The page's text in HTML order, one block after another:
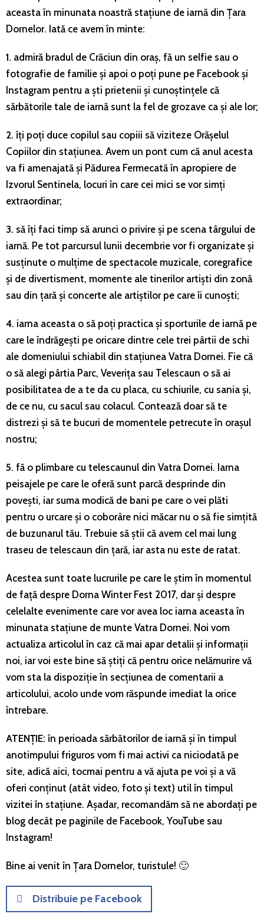
aceasta în minunata noastră stațiune de iarnă din Țara
Dornelor. Iată ce avem în minte:
1. admiră bradul de Crăciun din oraș, fă un selfie sau o
fotografie de familie și apoi o poți pune pe Facebook și
Instagram pentru a ști prietenii și cunoștințele că
sărbătorile tale de iarnă sunt la fel de grozave ca și ale lor;
2. îți poți duce copilul sau copiii să viziteze Orășelul
Copiilor din stațiunea. Avem un pont cum că anul acesta
va fi amenajată și Pădurea Fermecată în apropiere de
Izvorul Sentinela, locuri în care cei mici se vor simți
extraordinar;
3. să îți faci timp să arunci o privire și pe scena târgului de
iarnă. Pe tot parcursul lunii decembrie vor fi organizate și
susținute o mulțime de spectacole muzicale, coregrafice
și de divertisment, momente ale tinerilor artiști din zonă
sau din țară și concerte ale artiștilor pe care îi cunoști;
4. iarna aceasta o să poți practica și sporturile de iarnă pe
care le îndrăgești pe oricare dintre cele trei pârtii de schi
ale domeniului schiabil din stațiunea Vatra Dornei. Fie că
o să alegi pârtia Parc, Veverița sau Telescaun o să ai
posibilitatea de a te da cu placa, cu schiurile, cu sania și,
de ce nu, cu sacul sau colacul. Contează doar să te
distrezi și să te bucuri de momentele petrecute în orașul
nostru;
5. fă o plimbare cu telescaunul din Vatra Dornei. Iarna
peisajele pe care le oferă sunt parcă desprinde din
povești, iar suma modică de bani pe care o vei plăti
pentru o urcare și o coborâre nici măcar nu o să fie simțită
de buzunarul tău. Trebuie să știi că avem cel mai lung
traseu de telescaun din țară, iar asta nu este de ratat.
Acestea sunt toate lucrurile pe care le știm în momentul
de față despre Dorna Winter Fest 2017, dar și despre
celelalte evenimente care vor avea loc iarna aceasta în
minunata stațiune de munte Vatra Dornei. Noi vom
actualiza articolul în caz că mai apar detalii și informații
noi, iar voi este bine să știți că pentru orice nelămurire vă
vom sta la dispoziție în secțiunea de comentarii a
articolului, acolo unde vom răspunde imediat la orice
întrebare.
ATENȚIE: în perioada sărbătorilor de iarnă și în timpul
anotimpului friguros vom fi mai activi ca niciodată pe
site, adică aici, tocmai pentru a vă ajuta pe voi și a vă
oferi conținut (atât video, foto și text) util în timpul
vizitei în stațiune. Așadar, recomandăm să ne abordați pe
blog decât pe paginile de Facebook, YouTube sau
Instagram!
Bine ai venit în Țara Dornelor, turistule! 🙂
Distribuie pe Facebook